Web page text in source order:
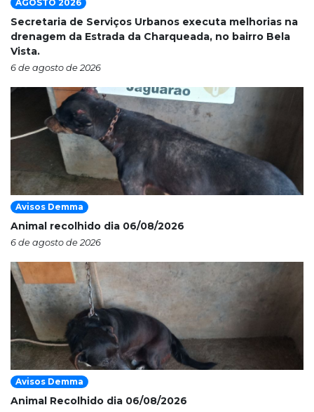
AGOSTO 2026
Secretaria de Serviços Urbanos executa melhorias na
drenagem da Estrada da Charqueada, no bairro Bela
Vista.
6 de agosto de 2026
Avisos Demma
Animal recolhido dia 06/08/2026
6 de agosto de 2026
Avisos Demma
Animal Recolhido dia 06/08/2026